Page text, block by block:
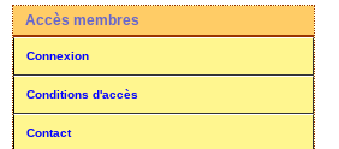
Accès membres
Connexion
Conditions d'accès
Contact